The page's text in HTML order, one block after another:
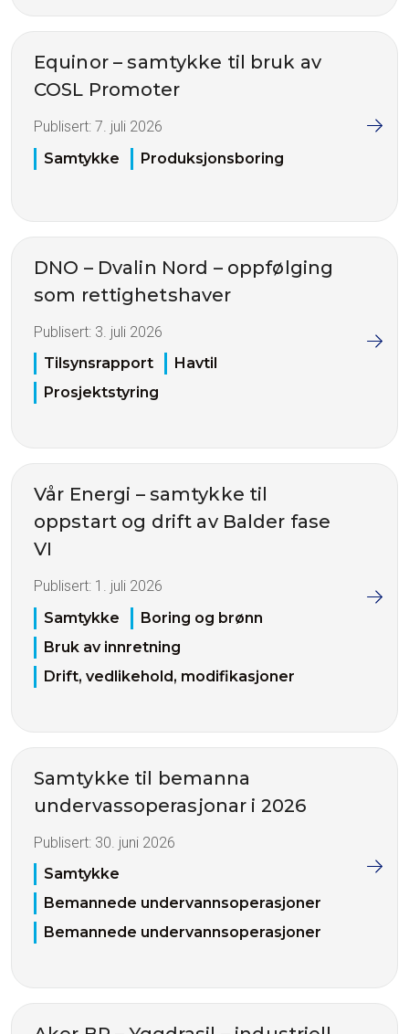
Equinor – samtykke til bruk av
COSL Promoter
Publisert: 7. juli 2026
Samtykke
Produksjonsboring
DNO – Dvalin Nord – oppfølging
som rettighetshaver
Publisert: 3. juli 2026
Tilsynsrapport
Havtil
Prosjektstyring
Vår Energi – samtykke til
oppstart og drift av Balder fase
VI
Publisert: 1. juli 2026
Samtykke
Boring og brønn
Bruk av innretning
Drift, vedlikehold, modifikasjoner
Samtykke til bemanna
undervassoperasjonar i 2026
Publisert: 30. juni 2026
Samtykke
Bemannede undervannsoperasjoner
Bemannede undervannsoperasjoner